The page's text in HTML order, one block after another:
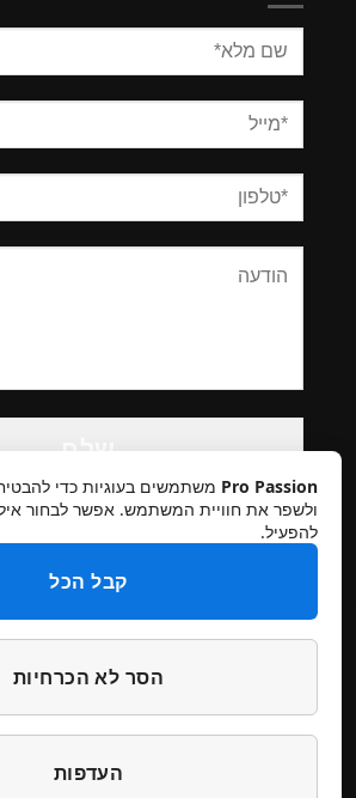
Please
leave
this
field
empty.
מדיניות פרטיות ביטולים
Pro Passion משתמשים בעוגיות כדי
ולשפר את חוויית המשתמש. אפשר לבחור אילו
להפעיל.
קבל הכל
הסר לא הכרחיות
העדפות